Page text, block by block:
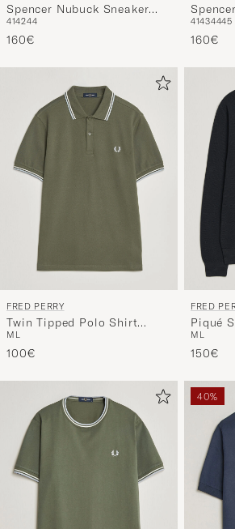
Spencer Nubuck Sneaker
Snow White
414244
160€
Navy
41434445
160€
FRED PERRY
Twin Tipped Polo Shirt
Laurel Wreath Green
M L
100€
FRED
Piqué
Navy
M L
150€
40%